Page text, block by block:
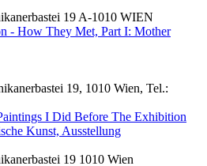
19 A-1010 WIEN
- How They Met, Part I: Mother
19, 1010 Wien, Tel.:
I Did Before The Exhibition
Kunst, Ausstellung
19 1010 Wien